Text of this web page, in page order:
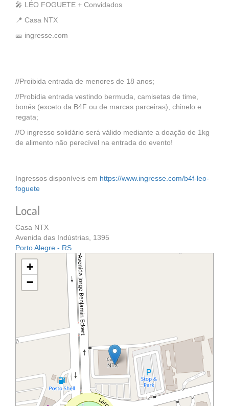
🎤 LÉO FOGUETE + Convidados
📍 Casa NTX
🎫 ingresse.com
//Proibida entrada de menores de 18 anos;
//Probidia entrada vestindo bermuda, camisetas de time,
bonés (exceto da B4F ou de marcas parceiras), chinelo e
regata;
//O ingresso solidário será válido mediante a doação de 1kg
de alimento não perecível na entrada do evento!
Ingressos disponíveis em https://www.ingresse.com/b4f-leo-
foguete
Local
Casa NTX
Avenida das Indústrias, 1395
Porto Alegre - RS
+
−